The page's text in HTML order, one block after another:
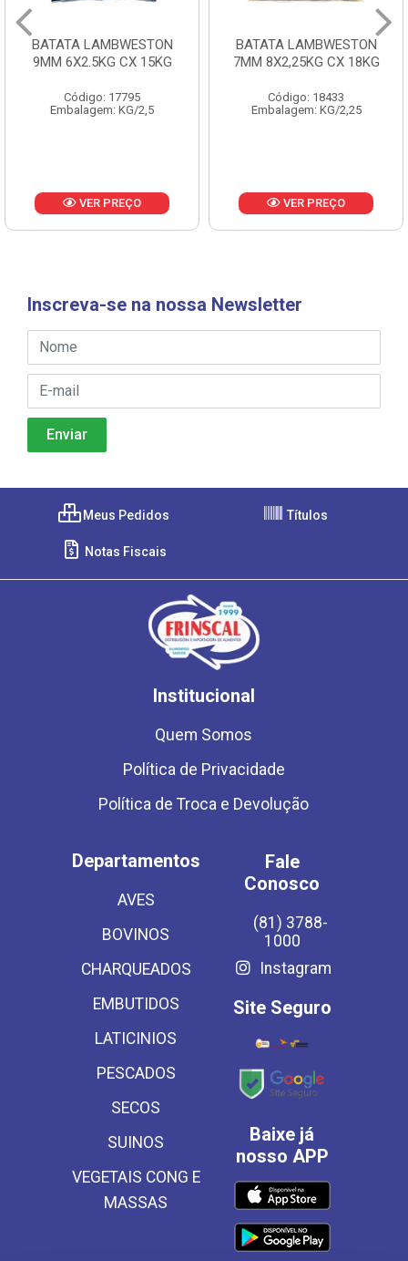
BATATA LAMBWESTON
9MM 6X2.5KG CX 15KG
Código: 17795
Embalagem: KG/2,5
VER PREÇO
BATATA LAMBWESTON
7MM 8X2,25KG CX 18KG
Código: 18433
Embalagem: KG/2,25
VER PREÇO
Inscreva-se na nossa Newsletter
Meus Pedidos Títulos
Notas Fiscais
Institucional
Quem Somos
Política de Privacidade
Política de Troca e Devolução
Departamentos
AVES
BOVINOS
CHARQUEADOS
EMBUTIDOS
LATICINIOS
PESCADOS
SECOS
SUINOS
VEGETAIS CONG E
MASSAS
Fale
Conosco
(81) 3788-
1000
Instagram
Site Seguro
Baixe já
nosso APP